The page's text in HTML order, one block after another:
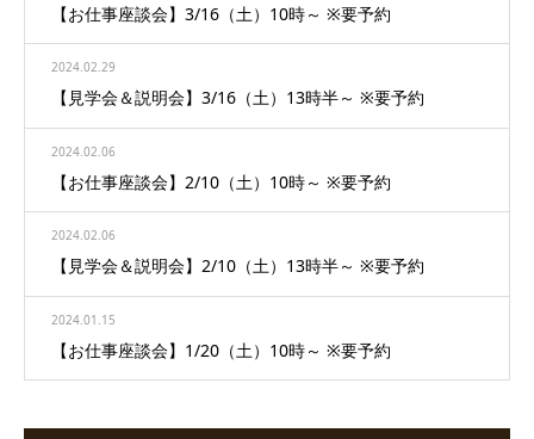
【お仕事座談会】3/16（土）10時～ ※要予約
2024.02.29
【見学会＆説明会】3/16（土）13時半～ ※要予約
2024.02.06
【お仕事座談会】2/10（土）10時～ ※要予約
2024.02.06
【見学会＆説明会】2/10（土）13時半～ ※要予約
2024.01.15
【お仕事座談会】1/20（土）10時～ ※要予約